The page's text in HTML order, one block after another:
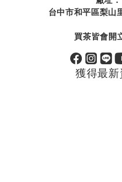
台中市和平區梨山
買茶皆會開
獲得最新